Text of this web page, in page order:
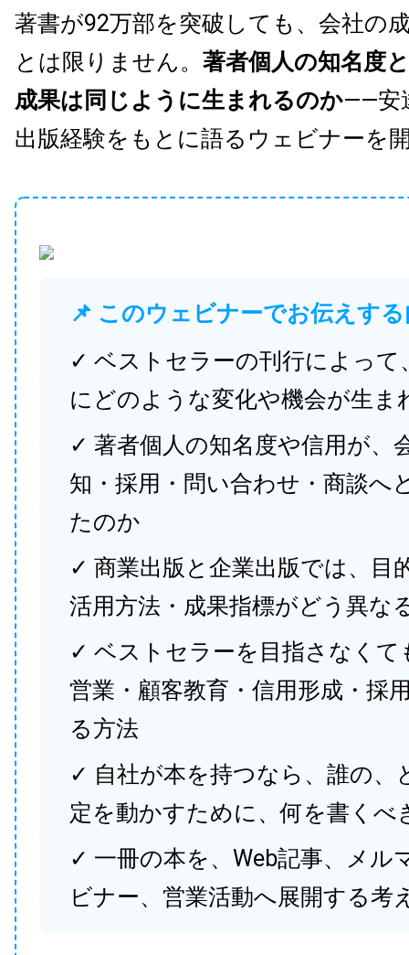
著書が92万部を突破しても、会社の
とは限りません。 著者個人の知名度
成果は同じように生まれるのか——安
出版経験をもとに語るウェビナーを
📌 このウェビナーでお伝えす
✓ ベストセラーの刊行によって
にどのような変化や機会が生ま
✓ 著者個人の知名度や信用が、
知・採用・問い合わせ・商談へ
たのか
✓ 商業出版と企業出版では、目
活用方法・成果指標がどう異な
✓ ベストセラーを目指さなくて
営業・顧客教育・信用形成・採
る方法
✓ 自社が本を持つなら、誰の、
定を動かすために、何を書くべ
✓ 一冊の本を、Web記事、メル
ビナー、営業活動へ展開する考